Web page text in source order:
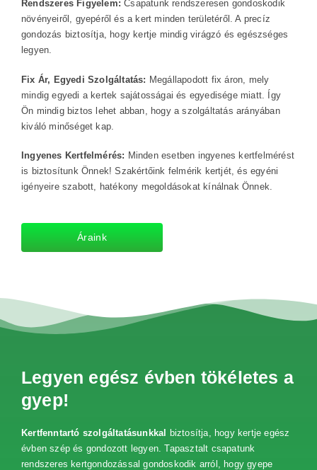
Rendszeres Figyelem: Csapatunk rendszeresen gondoskodik
növényeiről, gyepéről és a kert minden területéről. A precíz
gondozás biztosítja, hogy kertje mindig virágzó és egészséges
legyen.
Fix Ár, Egyedi Szolgáltatás: Megállapodott fix áron, mely
mindig egyedi a kertek sajátosságai és egyedisége miatt. Így
Ön mindig biztos lehet abban, hogy a szolgáltatás arányában
kiváló minőséget kap.
Ingyenes Kertfelmérés: Minden esetben ingyenes kertfelmérést
is biztosítunk Önnek! Szakértőink felmérik kertjét, és egyéni
igényeire szabott, hatékony megoldásokat kínálnak Önnek.
Áraink
Legyen egész évben tökéletes a
gyep!
Kertfenntartó szolgáltatásunkkal
biztosítja, hogy kertje egész
évben szép és gondozott legyen. Tapasztalt csapatunk
rendszeres kertgondozással gondoskodik arról, hogy gyepe